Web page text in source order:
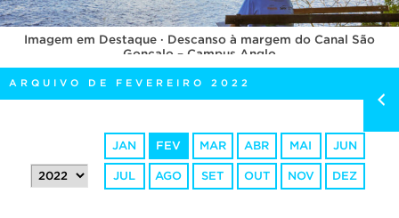
INTERNACIONAL
OUVIDORIA
PORTARIAS
TELEFONES
Imagem em Destaque · Descanso à margem do Canal São
Gonçalo – Campus Anglo
ARQUIVO DE FEVEREIRO 2022
JAN FEV MAR ABR MAI JUN
JUL AGO SET OUT NOV DEZ